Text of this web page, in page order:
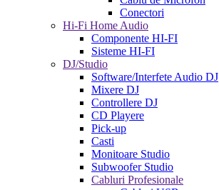
Conectori
Hi-Fi Home Audio
Componente HI-FI
Sisteme HI-FI
DJ/Studio
Software/Interfete Audio DJ
Mixere DJ
Controllere DJ
CD Playere
Pick-up
Casti
Monitoare Studio
Subwoofer Studio
Cabluri Profesionale